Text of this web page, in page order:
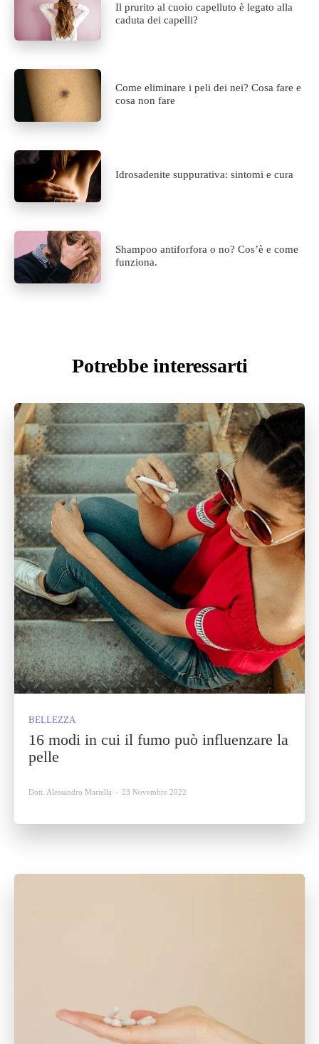
Il prurito al cuoio capelluto è legato alla
caduta dei capelli?
Come eliminare i peli dei nei? Cosa fare e
cosa non fare
Idrosadenite suppurativa: sintomi e cura
Shampoo antiforfora o no? Cos’è e come
funziona.
Potrebbe interessarti
BELLEZZA
16 modi in cui il fumo può influenzare la
pelle
Dott. Alessandro Martella - 23 Novembre 2022